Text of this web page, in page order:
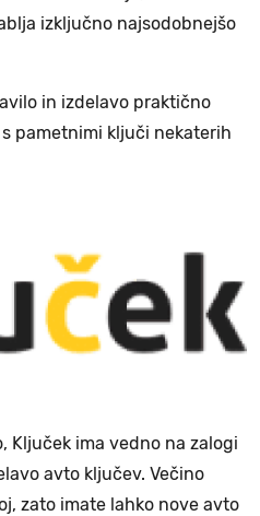
izključno najsodobnejšo
in izdelavo praktično
pametnimi ključi nekaterih
Ključek ima vedno na zalogi
avto ključev. Večino
zato imate lahko nove avto